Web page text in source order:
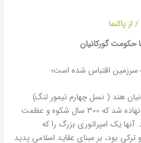
/ از پاکنما
حکومت گورکانیان
اقتباس شده است؛
گورکانیان هند ( نسل چهارم تیمور لنگ)
توسّط ظهیر الدین محمد بابر بنیان نهاده شد که 300 سال شکوه و عظمت
یک امپراتوری بزرگ را که
بود، بر مبنای عقاید اسلامی پدید